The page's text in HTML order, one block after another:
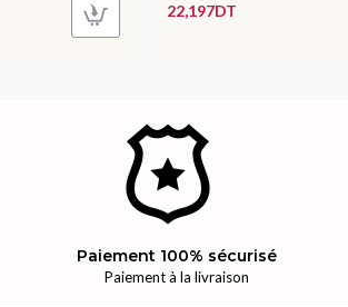
22,197DT
Paiement 100% sécurisé
Paiement à la livraison